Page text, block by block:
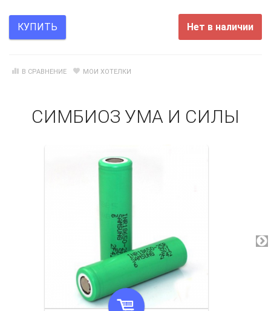
КУПИТЬ Нет в наличии
В СРАВНЕНИЕ МОИ ХОТЕЛКИ
СИМБИОЗ УМА И СИЛЫ